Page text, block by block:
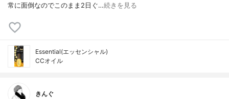
常に面倒なのでこのまま2日ぐ…続きを見る
Essential(エッセンシャル)
CCオイル
きんぐ